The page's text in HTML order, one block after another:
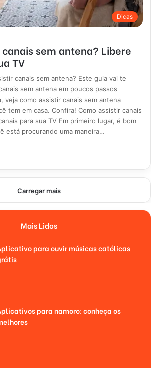
Dicas
sem antena? Libere
TV
canais sem antena? Este guia vai te
sem antena em poucos passos
veja como assistir canais sem antena
tem em casa. Confira! Como assistir canais
para sua TV Em primeiro lugar, é bom
está procurando uma maneira…
Carregar mais
Mais Lidos
para ouvir músicas católicas
para namoro: conheça os